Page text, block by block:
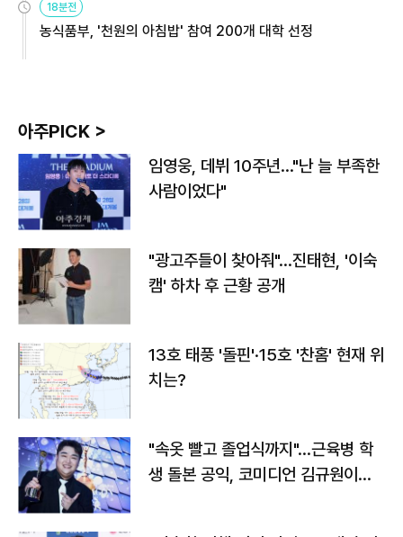
18분전
농식품부, '천원의 아침밥' 참여 200개 대학 선정
아주PICK >
임영웅, 데뷔 10주년…"난 늘 부족한
사람이었다"
"광고주들이 찾아줘"…진태현, '이숙
캠' 하차 후 근황 공개
13호 태풍 '돌핀'·15호 '찬홈' 현재 위
치는?
"속옷 빨고 졸업식까지"…근육병 학
생 돌본 공익, 코미디언 김규원이었